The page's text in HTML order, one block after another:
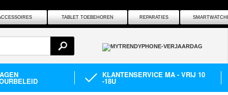
TABLET TOEBEHOREN REPARATIES
KLANTENSERVICE MA - VRIJ 10
-18U